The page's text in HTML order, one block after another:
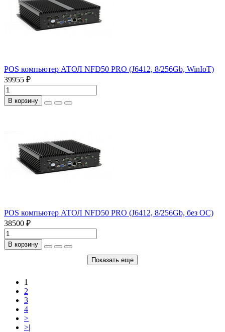
POS компьютер АТОЛ NFD50 PRO (J6412, 8/256Gb, WinIoT)
39955 ₽
В корзину
POS компьютер АТОЛ NFD50 PRO (J6412, 8/256Gb, без ОС)
38500 ₽
В корзину
Показать еще
1
2
3
4
>
>|